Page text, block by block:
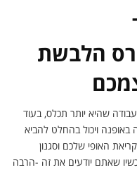
הלבשת
שהיא יותר תכלס, בעוד
ויכול בהחלט להביא
האופי שלכם וסגנון
שאתם יודעים את זה -הרבה